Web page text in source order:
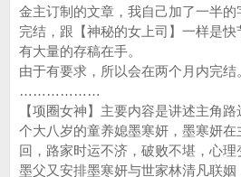
金主订制的文章，我自己加了一半
完结，跟【神秘的女上司】一样是快
有大量的存稿在手。
由于有要求，所以会在两个月内完结
………………
【项圈女神】主要内容是讲述主角
个大八岁的童养媳墨寒妍，墨寒妍
回，路家时运不济，破败不堪，心理
墨父又安排墨寒妍与世家林清凡联